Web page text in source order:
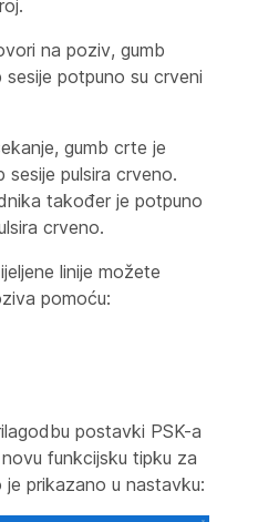
na poziv, gumb
sesije potpuno su crveni
gumb crte je
pulsira crveno.
također je potpuno
crveno.
linije možete
pomoću:
postavki PSK-a
funkcijsku tipku za
prikazano u nastavku: